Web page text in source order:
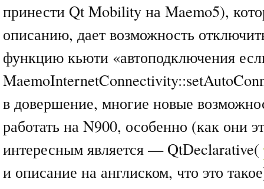
принести Qt Mobility на Maemo5),
описанию, дает возможность
функцию кьюти «автоподключения
в довершение, многие новые
работать на N900, особенно (как они
интересным является — QtDeclarative(
и описание на англиском, что это